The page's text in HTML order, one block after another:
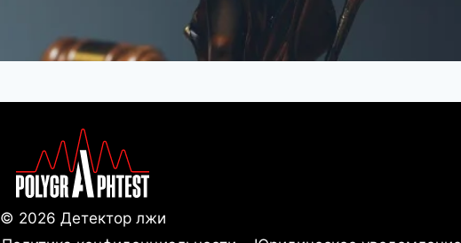
© 2026 Детектор лжи